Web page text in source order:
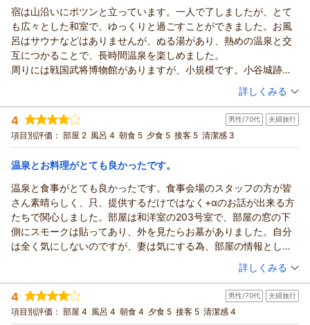
このたびは須賀谷温泉をご利用いただき、またご感想をお寄せ
いただき誠にありがとうございます。
温泉の泉質にご満足いただき、ゆっくりとお寛ぎいただけたと
のこと、大変嬉しく拝読いたしました。また、お部屋について
もお褒めの言葉をいただき、ありがとうございます。
お料理につきましては、素材本来の味わいを大切にした味付け
を心掛けておりますが、貴重なご意見として今後の参考にさせ
ていただきます。
これからも皆様に快適にお過ごしいただける宿を目指してまい
ります。またのお越しをスタッフ一同、心よりお待ちしており
ます。
宿は山沿いにポツンと立っています。一人で了しましたが、とて
も広々とした和室で、ゆっくりと過ごすことができました。お風
呂はサウナなどはありませんが、ぬる湯があり、熱めの温泉と交
互につかることで、長時間温泉を楽しめました。
周りには戦国武将博物館がありますが、小規模です。小谷城跡を
巡りたいと思っていましたが、山道は結構険しいのでちゃんとし
フロントで、観光の相談を親身になってしていただきました。と
てもありがたかったです。
（投稿日：2026/05/16）
宿泊時期： 2026年05月宿泊 (一人旅)
投稿者： べぇさん(女性/60代)
宿泊プラン： 【基本】お市の方・浅井三姉妹ゆかりの天然温泉と旬の会席料
理〇寛ぎプラン◆天然水プレゼント◆茶々の華
和室 朝・夕
宿泊価格帯： 23,001～24,000円(大人一人あたり/税込)
須賀谷温泉～戦国武将が通った歴史の秘湯～からの返信
この度は須賀谷温泉にご宿泊いただき、誠にありがとうござい
ました。
広々とした和室でゆっくりお過ごしいただけたとのこと、大変
嬉しく拝見いたしました。また、当館自慢の温泉も、ぬる湯と
熱めのお湯を交互にお楽しみいただき、長くご堪能いただけた
ようで何よりでございます。
小谷城跡につきましては、山道が険しい箇所も多くございます
ので、次回ぜひご機会がございましたら、歩きやすい装備で挑
詳しくみる
4 男性/70代 夫婦旅行
項目別評価： 部屋 2 風呂 4 朝食 5 夕食 5 接客 5 清潔感 3
温泉とお料理がとても良かったです。
温泉と食事がとても良かったです。食事会場のスタッフの方が皆
さん素晴らしく、只、提供するだけではなく+αのお話が出来る方
たちで関心しました。部屋は和洋室の203号室で、部屋の窓の下
側にスモークは貼ってあり、外を見たらお墓がありました。自分
は全く気にしないのですが、妻は気にする為、部屋の情報として
教えて頂きたかったです。気になる方は和洋室ではなく、和室に
して一応確認されると良いと思います。こちらの和洋室は洋室部
分が無駄に広く落ち着きませんでした。料理は素晴らしいです
ね。関心しました。
（投稿日：2026/05/13）
宿泊時期： 2026年05月宿泊 (夫婦旅行)
投稿者： くにちゃんさん
宿泊プラン： 【基本】お市の方・浅井三姉妹ゆかりの天然温泉と旬の会席料
理〇寛ぎプラン◆天然水プレゼント◆茶々の華
和洋室 朝・夕
詳しくみる
4 男性/70代 夫婦旅行
項目別評価： 部屋 4 風呂 4 朝食 4 夕食 5 接客 5 清潔感 4